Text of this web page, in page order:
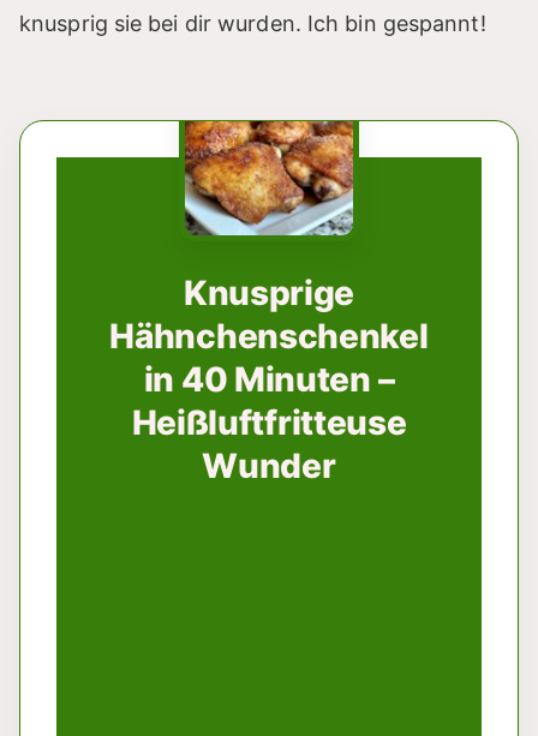
knusprig sie bei dir wurden. Ich bin gespannt!
Knusprige
Hähnchenschenkel
in 40 Minuten –
Heißluftfritteuse
Wunder